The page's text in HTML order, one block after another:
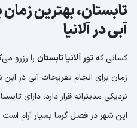
تابستان، بهترین
آبی در آلانیا
کسانی که تور آلانیا تابستان را رزرو
زمان برای انجام تفریحات آبی در این
نزدیکی مدیترانه قرار دارد، دارای
این شهر در فصل گرما بسیار آرام